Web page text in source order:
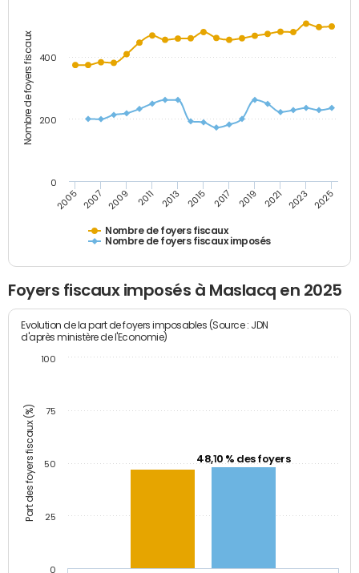
Nombre de foyers fiscaux
Nombre de foyers fiscaux
Nombre de foyers fiscaux imposés
2005 2007 2009 2011 2013 2015 2017 2019 2021 2023 2025
0
200
400
Foyers fiscaux imposés à Maslacq en 2025
Part des foyers fiscaux (%)
Evolution de la part de foyers imposables (Source : JDN
d'après ministère de l'Economie)
48,10 % des foyers
0
25
50
75
100